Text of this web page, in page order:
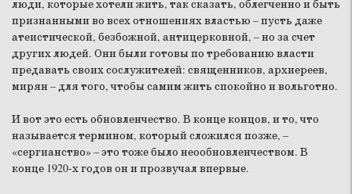
люди, которые хотели жить, так сказать, облегченно и быть
признанными во всех отношениях властью – пусть даже
атеистической, безбожной, антицерковной, – но за счет
других людей. Они были готовы по требованию власти
предавать своих сослужителей: священников, архиереев,
мирян – для того, чтобы самим жить спокойно и вольготно.
И вот это есть обновленчество. В конце концов, и то, что
называется термином, который сложился позже, –
«сергианство» – это тоже было неообновленчеством. В
конце 1920-х годов он и прозвучал впервые.